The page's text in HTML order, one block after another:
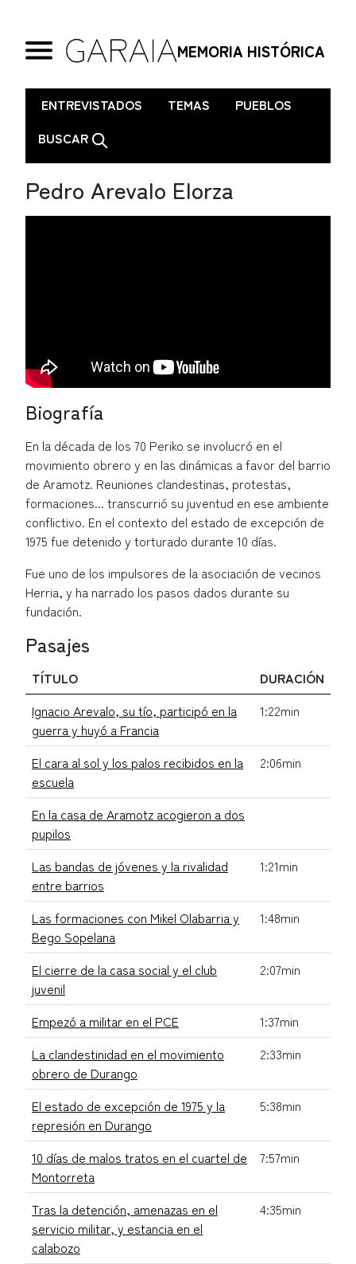
MEMORIA HISTÓRICA
. ENTREVISTADOS TEMAS
PUEBLOS
BUSCAR
Pedro Arevalo Elorza
Biografía
En la década de los 70 Periko se involucró en el
movimiento obrero y en las dinámicas a favor del barrio
de Aramotz. Reuniones clandestinas, protestas,
formaciones... transcurrió su juventud en ese ambiente
conflictivo. En el contexto del estado de excepción de
1975 fue detenido y torturado durante 10 días.
Fue uno de los impulsores de la asociación de vecinos
Herria, y ha narrado los pasos dados durante su
fundación.
Pasajes
TÍTULO
DURACIÓN
Ignacio Arevalo, su tío, participó en la
guerra y huyó a Francia
1:22min
El cara al sol y los palos recibidos en la
escuela
2:06min
En la casa de Aramotz acogieron a dos
pupilos
Las bandas de jóvenes y la rivalidad
entre barrios
1:21min
Las formaciones con Mikel Olabarria y
Bego Sopelana
1:48min
El cierre de la casa social y el club
juvenil
2:07min
Empezó a militar en el PCE
1:37min
La clandestinidad en el movimiento
obrero de Durango
2:33min
El estado de excepción de 1975 y la
represión en Durango
5:38min
10 días de malos tratos en el cuartel de
Montorreta
7:57min
Tras la detención, amenazas en el
servicio militar, y estancia en el
calabozo
4:35min